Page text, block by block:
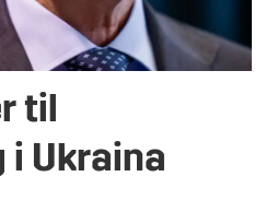
til
i Ukraina